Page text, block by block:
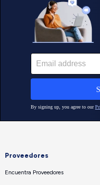
Proveedores
Encuentra Proveedores